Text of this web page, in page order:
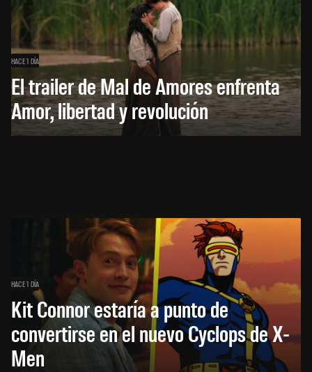
HACE 1 DÍA
El trailer de Mal de Amores enfrenta
Amor, libertad y revolución
HACE 1 DÍA
Kit Connor estaría a punto de
convertirse en el nuevo Cyclops de X-
Men